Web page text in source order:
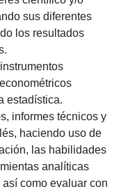
sus diferentes
los resultados
estadística.
informes técnicos y
haciendo uso de
las habilidades
analíticas
como evaluar con